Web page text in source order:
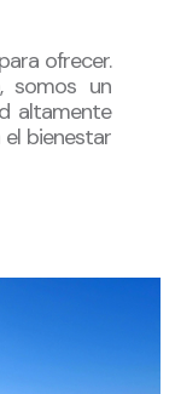
ofrecer.
somos un
altamente
bienestar